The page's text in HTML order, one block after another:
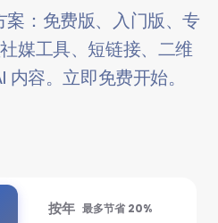
：免费版、入门版、专
媒工具、短链接、二维
容。立即免费开始。
按年 最多节省 20%